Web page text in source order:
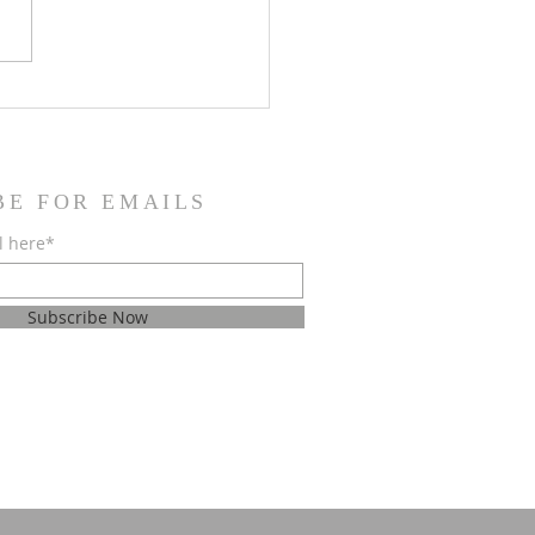
FOR EMAILS
here*
Subscribe Now